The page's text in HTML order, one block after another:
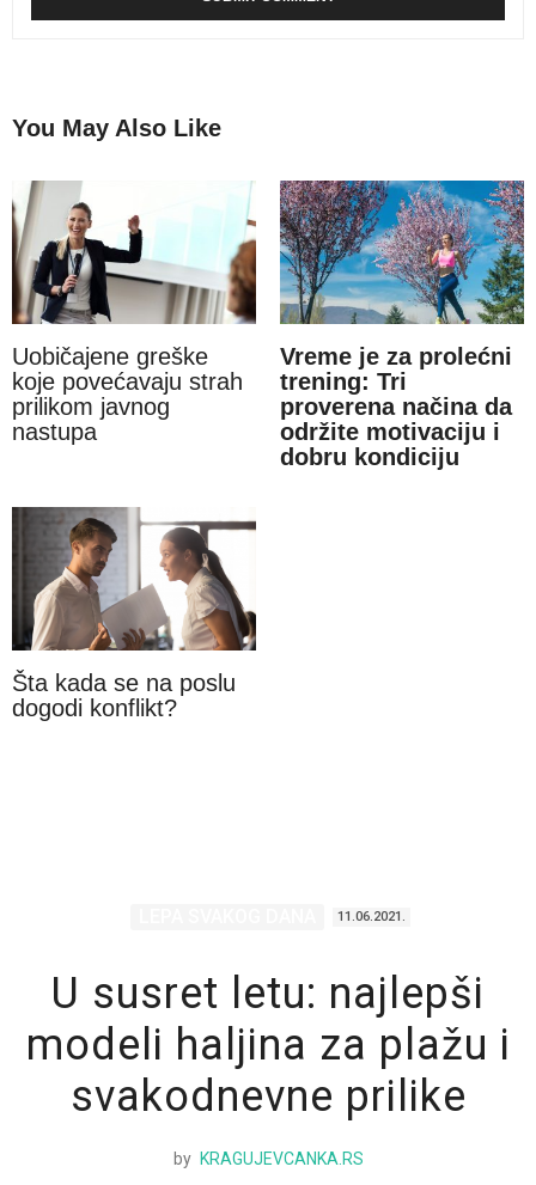
You May Also Like
Uobičajene greške
koje povećavaju strah
prilikom javnog
nastupa
Vreme je za prolećni
trening: Tri
proverena načina da
održite motivaciju i
dobru kondiciju
Šta kada se na poslu
dogodi konflikt?
11.06.2021.
U susret letu: najlepši
modeli haljina za plažu i
svakodnevne prilike
by KRAGUJEVCANKA.RS